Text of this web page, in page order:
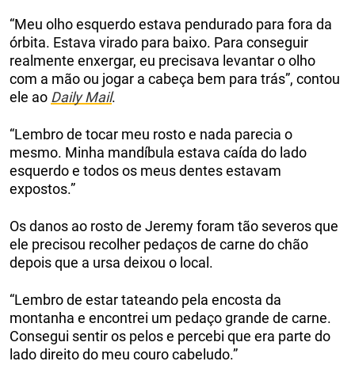
“Meu olho esquerdo estava pendurado para fora da
órbita. Estava virado para baixo. Para conseguir
realmente enxergar, eu precisava levantar o olho
com a mão ou jogar a cabeça bem para trás”, contou
ele ao Daily Mail.
“Lembro de tocar meu rosto e nada parecia o
mesmo. Minha mandíbula estava caída do lado
esquerdo e todos os meus dentes estavam
expostos.”
Os danos ao rosto de Jeremy foram tão severos que
ele precisou recolher pedaços de carne do chão
depois que a ursa deixou o local.
“Lembro de estar tateando pela encosta da
montanha e encontrei um pedaço grande de carne.
Consegui sentir os pelos e percebi que era parte do
lado direito do meu couro cabeludo.”